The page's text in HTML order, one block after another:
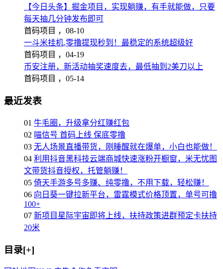
【今日头条】掘金项目，实现躺赚，有手就能做，只要
每天抽几分钟发布即可
首码项目 ， 08-10
一斗米挂机,零撸提现秒到！最稳定的系统超级好
首码项目 ， 04-19
币安注册，新活动抽奖速度去，最低抽到2美刀以上
首码项目 ， 05-14
最近发表
01 牛毛圈，升级拿分红赚红包
02 喵信号 首码上线 保底零撸
03 无人场景直播带货，刚睡醒就在爆单，小白也能做！
04 利用抖音黑科技云端商城快速涨粉开橱窗，米无忧图
文带货抖音授权，托管躺赚！
05 倚天手游多号多赚、纯零撸，不用下载，轻松赚！
06 向日葵一键拉新平台，雷霆模式价格顶置，单号可撸
100+
07 新项目星际宇宙即将上线，扶持政策进群预定卡扶持
20米
目录[+]